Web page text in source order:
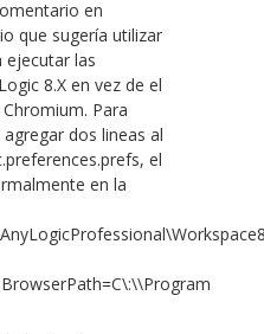
en
que sugería utilizar
ejecutar las
8.X en vez de el
Para
dos lineas al
el
en la